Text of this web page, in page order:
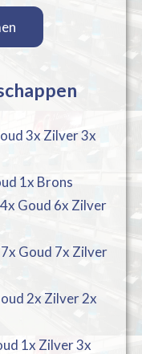
3x Zilver 3x
1x Brons
Goud 6x Zilver
Goud 7x Zilver
2x Zilver 2x
1x Zilver 3x